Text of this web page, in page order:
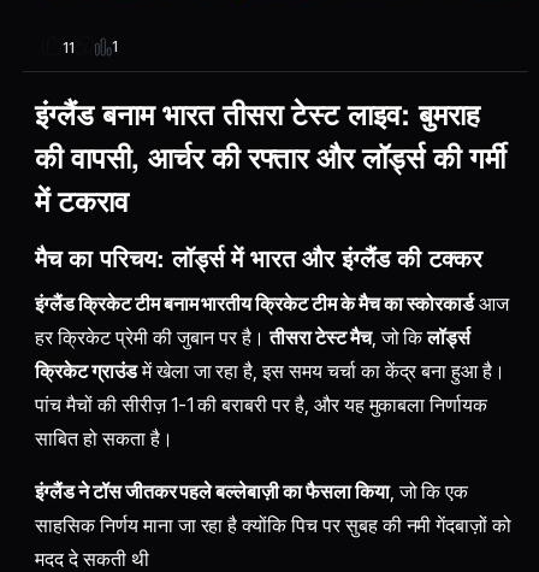
11 1
इंग्लैंड बनाम भारत तीसरा टेस्ट लाइव: बुमराह
की वापसी, आर्चर की रफ्तार और लॉर्ड्स की गर्मी
में टकराव
मैच का परिचय: लॉर्ड्स में भारत और इंग्लैंड की टक्कर
इंग्लैंड क्रिकेट टीम बनाम भारतीय क्रिकेट टीम के मैच का स्कोरकार्डआज
हर क्रिकेट प्रेमी की जुबान पर है।तीसरा टेस्ट मैच, जो किलॉर्ड्स
क्रिकेट ग्राउंडमें खेला जा रहा है, इस समय चर्चा का केंद्र बना हुआ है।
पांच मैचों की सीरीज़ 1-1 की बराबरी पर है, और यह मुकाबला निर्णायक
साबित हो सकता है।
इंग्लैंड ने टॉस जीतकर पहले बल्लेबाज़ी का फैसला किया, जो कि एक
साहसिक निर्णय माना जा रहा है क्योंकि पिच पर सुबह की नमी गेंदबाज़ों को
मदद दे सकती थी